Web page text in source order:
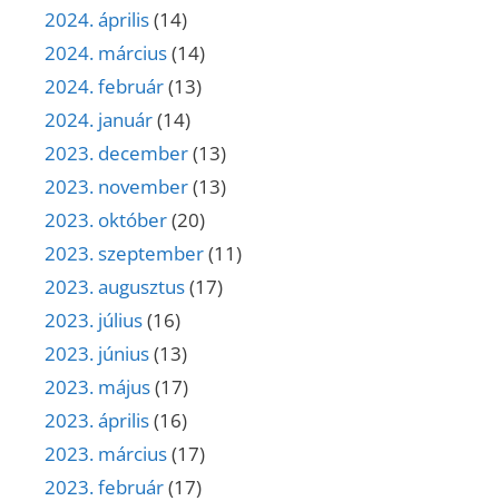
2024. április(14)
2024. március(14)
2024. február(13)
2024. január(14)
2023. december(13)
2023. november(13)
2023. október(20)
2023. szeptember(11)
2023. augusztus(17)
2023. július(16)
2023. június(13)
2023. május(17)
2023. április(16)
2023. március(17)
2023. február(17)